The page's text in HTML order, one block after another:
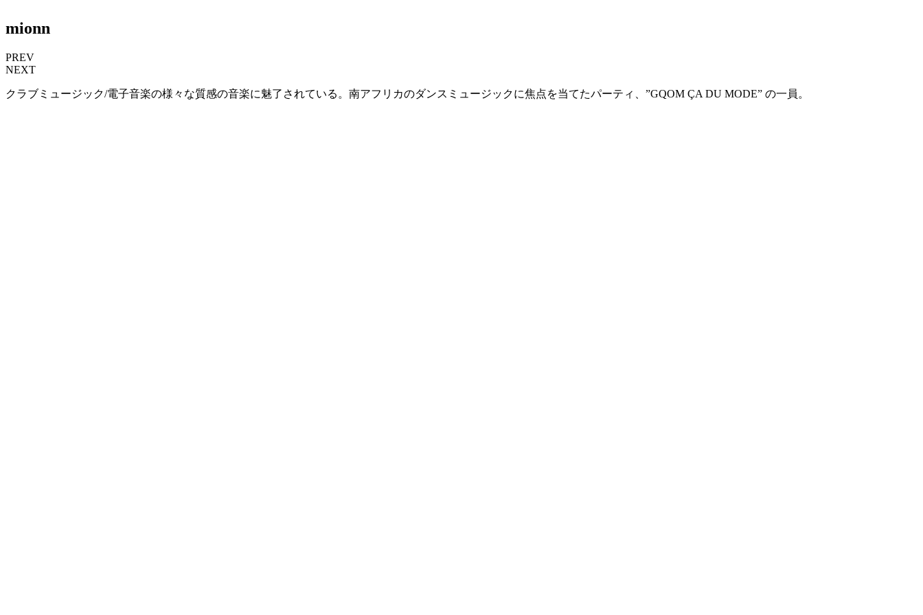
mionn
PREV
NEXT
クラブミュージック/電子音楽の様々な質感の音楽に魅了されている。南アフリカのダンスミュージックに焦点を当てたパーティ、”GQOM ÇA DU MODE” の一員。